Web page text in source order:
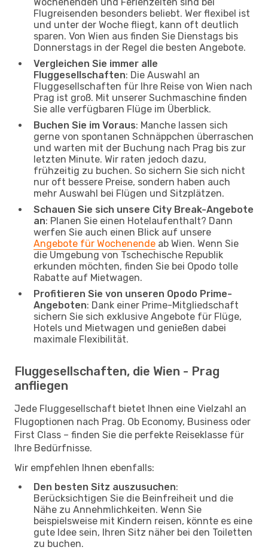
Flugreisenden besonders beliebt. Wer flexibel ist
und unter der Woche fliegt, kann oft deutlich
sparen. Von Wien aus finden Sie Dienstags bis
Donnerstags in der Regel die besten Angebote.
Vergleichen Sie immer alle
Fluggesellschaften: Die Auswahl an
Fluggesellschaften für Ihre Reise von Wien nach
Prag ist groß. Mit unserer Suchmaschine finden
Sie alle verfügbaren Flüge im Überblick.
Buchen Sie im Voraus: Manche lassen sich
gerne von spontanen Schnäppchen überraschen
und warten mit der Buchung nach Prag bis zur
letzten Minute. Wir raten jedoch dazu,
frühzeitig zu buchen. So sichern Sie sich nicht
nur oft bessere Preise, sondern haben auch
mehr Auswahl bei Flügen und Sitzplätzen.
Schauen Sie sich unsere City Break-Angebote
an: Planen Sie einen Hotelaufenthalt? Dann
werfen Sie auch einen Blick auf unsere
Angebote für Wochenende ab Wien. Wenn Sie
die Umgebung von Tschechische Republik
erkunden möchten, finden Sie bei Opodo tolle
Rabatte auf Mietwagen.
Profitieren Sie von unseren Opodo Prime-
Angeboten: Dank einer Prime-Mitgliedschaft
sichern Sie sich exklusive Angebote für Flüge,
Hotels und Mietwagen und genießen dabei
maximale Flexibilität.
Fluggesellschaften, die Wien - Prag
anfliegen
Jede Fluggesellschaft bietet Ihnen eine Vielzahl an
Flugoptionen nach Prag. Ob Economy, Business oder
First Class – finden Sie die perfekte Reiseklasse für
Ihre Bedürfnisse.
Wir empfehlen Ihnen ebenfalls:
Den besten Sitz auszusuchen:
Berücksichtigen Sie die Beinfreiheit und die
Nähe zu Annehmlichkeiten. Wenn Sie
beispielsweise mit Kindern reisen, könnte es eine
gute Idee sein, Ihren Sitz näher bei den Toiletten
zu buchen.